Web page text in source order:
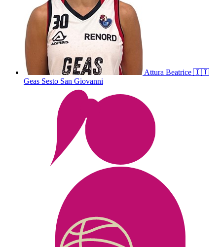
Attura Beatrice 🇮🇹
Geas Sesto San Giovanni